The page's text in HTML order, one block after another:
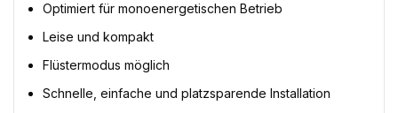
Optimiert für monoenergetischen Betrieb
Leise und kompakt
Flüstermodus möglich
Schnelle, einfache und platzsparende Installation